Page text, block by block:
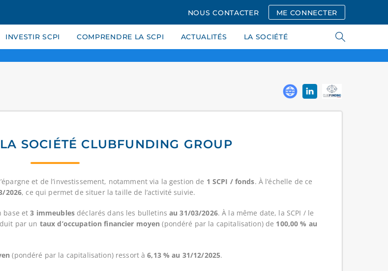
NOUS CONTACTER ME CONNECTER
INVESTIR SCPI COMPRENDRE LA SCPI ACTUALITÉS LA SOCIÉTÉ
SOCIÉTÉ CLUBFUNDING GROUP
et de l’investissement, notamment via la gestion de 1 SCPI / fonds. À l’échelle de ce
2026, ce qui permet de situer la taille de l’activité suivie.
base et3 immeubles déclarés dans les bulletinsau 31/03/2026. À la même date, la SCPI / le
par un taux d’occupation financier moyen (pondéré par la capitalisation) de 100,00 % au
(pondéré par la capitalisation) ressort à6,13 % au 31/12/2025.